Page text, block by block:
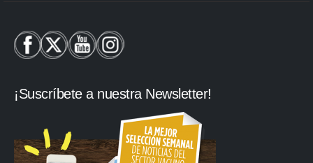
¡Suscríbete a nuestra Newsletter!